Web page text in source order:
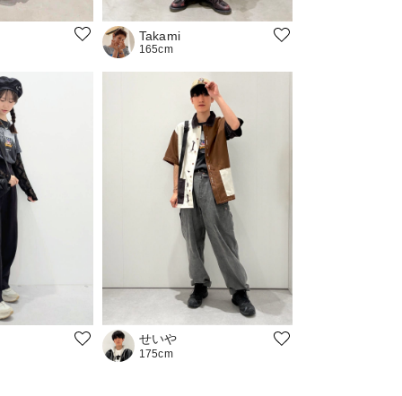
Takami
165cm
せいや
175cm